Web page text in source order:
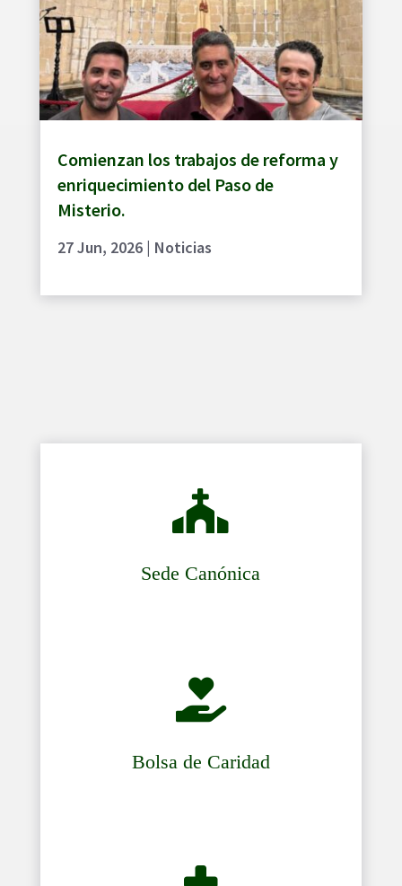
Comienzan los trabajos de reforma y
enriquecimiento del Paso de
Misterio.
27 Jun, 2026| Noticias

Sede Canónica

Bolsa de Caridad